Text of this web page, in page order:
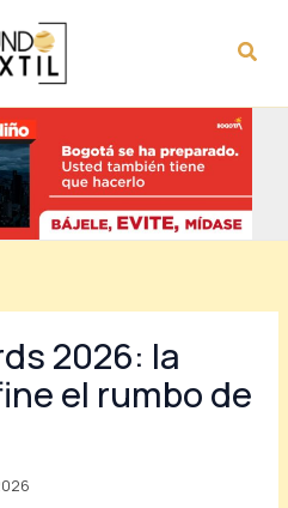
2026: la
el rumbo de